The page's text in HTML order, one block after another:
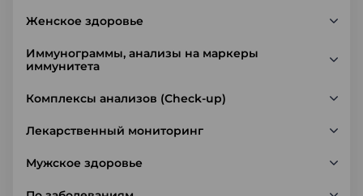
Женское здоровье
Иммунограммы, анализы на маркеры
иммунитета
Комплексы анализов (Check-up)
Лекарственный мониторинг
Мужское здоровье